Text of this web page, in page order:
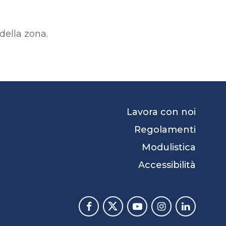
zona.
Lavora con noi
Regolamenti
Modulistica
Accessibilità